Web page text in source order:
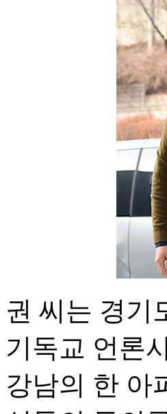
권 씨는 경기
기독교 언론
강남의 한 아